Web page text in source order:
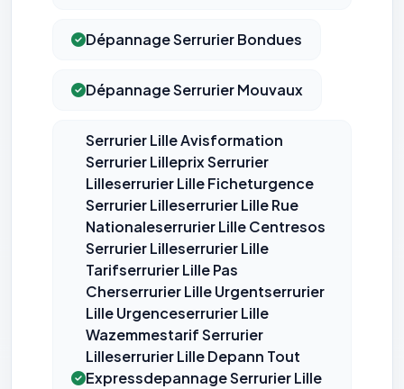
Dépannage Serrurier Bondues
Dépannage Serrurier Mouvaux
Serrurier Lille Avisformation
Serrurier Lilleprix Serrurier
Lilleserrurier Lille Ficheturgence
Serrurier Lilleserrurier Lille Rue
Nationaleserrurier Lille Centresos
Serrurier Lilleserrurier Lille
Tarifserrurier Lille Pas
Cherserrurier Lille Urgentserrurier
Lille Urgenceserrurier Lille
Wazemmestarif Serrurier
Lilleserrurier Lille Depann Tout
Expressdepannage Serrurier Lille